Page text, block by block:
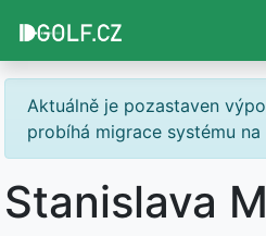
Aktuálně je pozastaven
probíhá migrace systému na
Stanislava